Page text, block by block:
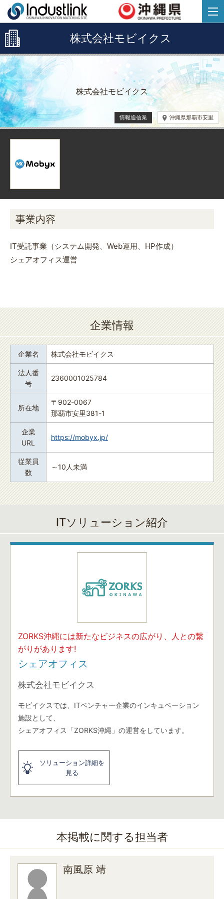
株式会社モビイクス
株式会社モビイクス
情報通信業 沖縄県那覇市安里
事業内容
IT受託事業（システム開発、Web運用、HP作成）
シェアオフィス運営
企業情報
企業名 株式会社モビイクス
法人番
号
2360001025784
所在地
〒902-0067
那覇市安里381-1
企業
URL
https://mobyx.jp/
従業員
数
～10人未満
ITソリューション紹介
ZORKS沖縄には新たなビジネスの広がり、人との繋
がりがあります!
シェアオフィス
株式会社モビイクス
モビイクスでは、ITベンチャー企業のインキュベーション
施設として、
シェアオフィス「ZORKS沖縄」の運営をしています。
ソリューション詳細を
見る
本掲載に関する担当者
南風原 靖